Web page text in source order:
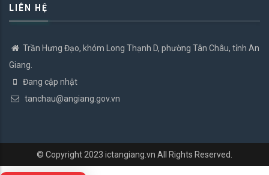
LIÊN HỆ
Trần Hưng Đạo, khóm Long Thạnh D, phường Tân Châu, tỉnh An
Giang.
Đang cập nhật
tanchau@angiang.gov.vn
© Copyright 2023 ictangiang.vn All Rights Reserved.